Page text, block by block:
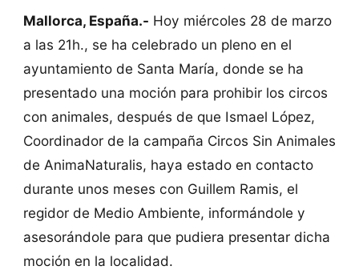
Mallorca, España.- Hoy miércoles 28 de marzo
a las 21h., se ha celebrado un pleno en el
ayuntamiento de Santa María, donde se ha
presentado una moción para prohibir los circos
con animales, después de que Ismael López,
Coordinador de la campaña Circos Sin Animales
de AnimaNaturalis, haya estado en contacto
durante unos meses con Guillem Ramis, el
regidor de Medio Ambiente, informándole y
asesorándole para que pudiera presentar dicha
moción en la localidad.